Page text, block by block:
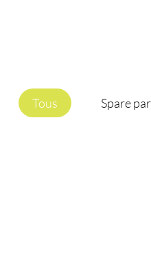
Tous Spare